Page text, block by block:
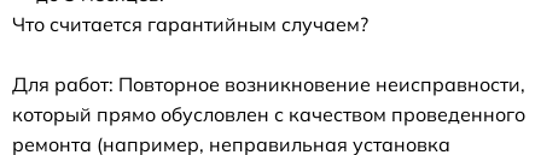
Что считается гарантийным случаем?
Для работ: Повторное возникновение неисправности,
который прямо обусловлен с качеством проведенного
ремонта (например, неправильная установка